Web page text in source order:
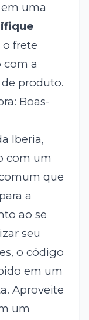
uma
o frete
com a
produto.
Boas-
Iberia,
com um
que
a
ao se
seu
o código
em um
Aproveite
um